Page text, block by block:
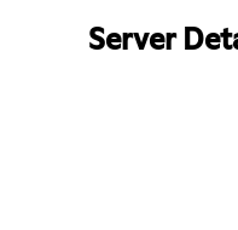
Server